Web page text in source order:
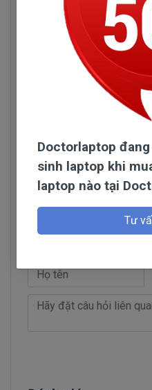
Cổng kết nối 40
Xem thêm:
Pavilion 15
chính
Hình ảnh sản
Đọc
Hỏi đáp
Doctorlaptop
sinh laptop khi
laptop nào tại
Tư